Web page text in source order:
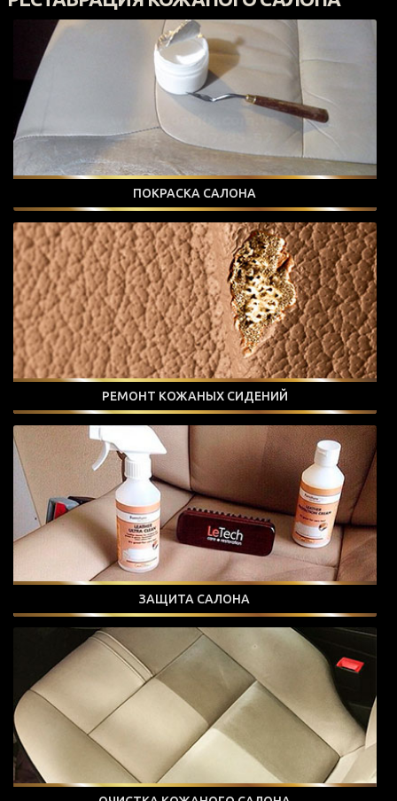
ПОКРАСКА САЛОНА
РЕМОНТ КОЖАНЫХ СИДЕНИЙ
ЗАЩИТА САЛОНА